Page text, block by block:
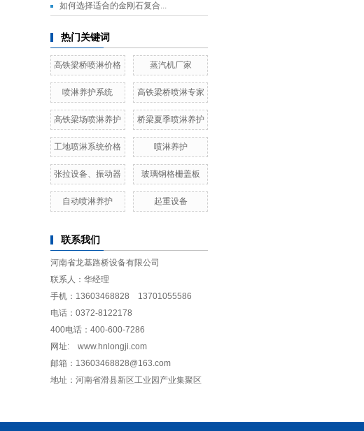
​如何选择适合的金刚石复合...
热门关键词
高铁梁桥喷淋价格 蒸汽机厂家
喷淋养护系统 高铁梁桥喷淋专家
高铁梁场喷淋养护 桥梁夏季喷淋养护
工地喷淋系统价格 喷淋养护
张拉设备、振动器 玻璃钢格栅盖板
自动喷淋养护 起重设备
联系我们
河南省龙基路桥设备有限公司
联系人：华经理
手机：13603468828 13701055586
电话：0372-8122178
400电话：400-600-7286
网址: www.hnlongji.com
邮箱：13603468828@163.com
地址：河南省滑县新区工业园产业集聚区